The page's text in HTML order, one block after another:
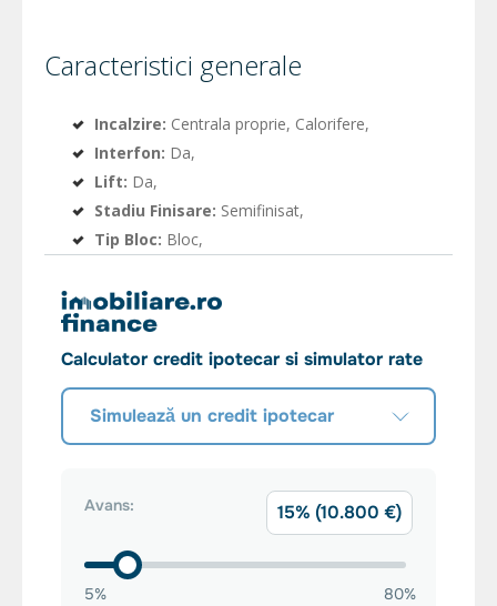
Caracteristici generale
Incalzire: Centrala proprie, Calorifere,
Interfon: Da,
Lift: Da,
Stadiu Finisare: Semifinisat,
Tip Bloc: Bloc,